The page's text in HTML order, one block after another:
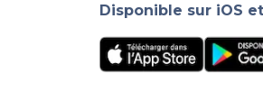
Disponible sur iOS